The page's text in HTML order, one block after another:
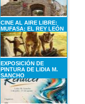
CINE AL AIRE LIBRE:
MUFASA: EL REY LEÓN
EXPOSICIÓN DE
PINTURA DE LIDIA M.
SANCHO